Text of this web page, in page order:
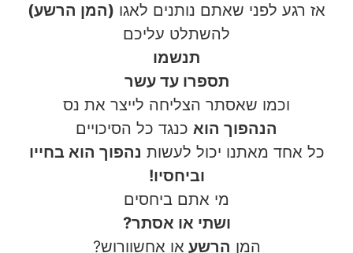
אז רגע לפני שאתם נותנים לאגו (המן הרשע)
להשתלט עליכם
תנשמו
תספרו עד עשר
וכמו שאסתר הצליחה לייצר את נס
הנהפוך הוא כנגד כל הסיכויים
כל אחד מאתנו יכול לעשות נהפוך הוא בחייו
וביחסיו!
מי אתם ביחסים
ושתי או אסתר?
המן הרשע או אחשוורוש?